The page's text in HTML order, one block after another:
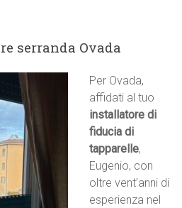
serranda Ovada
Per Ovada,
affidati al tuo
installatore di
fiducia di
tapparelle,
Eugenio, con
oltre vent’anni di
esperienza nel